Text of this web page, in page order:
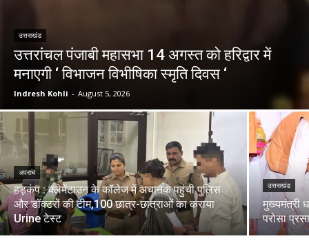
उत्तराखंड
उत्तरांचल पंजाबी महासभा 14 अगस्त को हरिद्वार में
मनाएगी ‘ विभाजन विभीषिका स्मृति दिवस ‘
Indresh Kohli - August 5, 2026
अपराध
हड़कंप : क्लेमेंटाउन के कॉलेज में अचानक पहुंची पुलिस
और डॉक्टरों की टीम,100 छात्र-छात्राओं का कराया
Urine टेस्ट
उत्तराखंड
मुख्यमंत्री
परोसा